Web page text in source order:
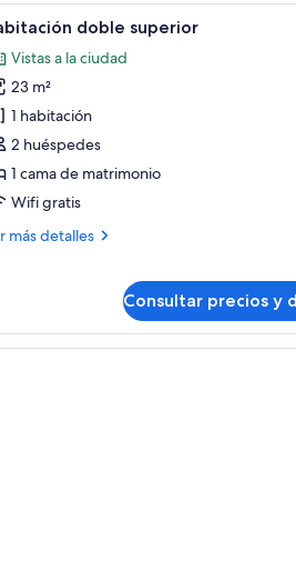
escritorio y cortinas opacasMinibar, caja
5 doble superior
Vistas a la ciudad
23 m²
1 habitación
2 huéspedes
1 cama de matrimonio
Wifi gratis
más detalles
Consultar precios y